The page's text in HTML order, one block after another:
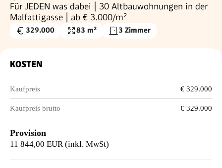
Für JEDEN was dabei | 30 Altbauwohnungen in der
Malfattigasse | ab € 3.000/m²
Kaufpreis
329.000
Wohnfläche
83 m² 3 Zimmer
KOSTEN
Kaufpreis € 329.000
Kaufpreis brutto € 329.000
Provision
11 844,00 EUR (inkl. MwSt)